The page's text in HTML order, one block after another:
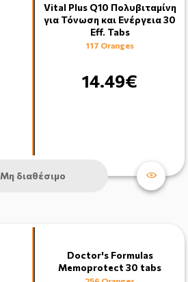
Vital Plus Q10 Πολυβιταμίνη
για Τόνωση και Ενέργεια 30
Eff. Tabs
117 Oranges
14.49€
Μη διαθέσιμο
Doctor's Formulas
Memoprotect 30 tabs